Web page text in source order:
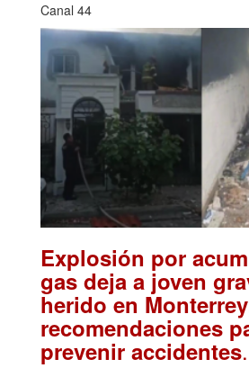
Canal 44
Explosión por
gas deja a joven
herido en
recomendaciones
prevenir accidentes